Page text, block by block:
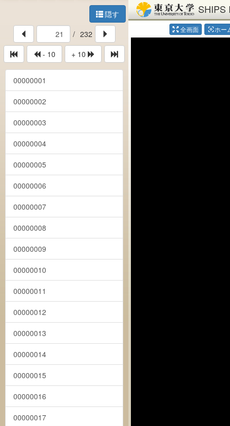
隠す
/ 232
- 10
+ 10
00000001
00000002
00000003
00000004
00000005
00000006
00000007
00000008
00000009
00000010
00000011
00000012
00000013
00000014
00000015
00000016
00000017
SHIPS
全画面 center_focus_weakホー